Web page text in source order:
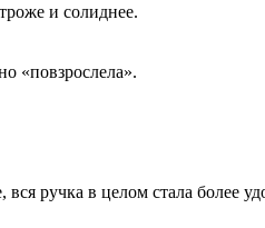
и солиднее.
«повзрослела».
ручка в целом стала более